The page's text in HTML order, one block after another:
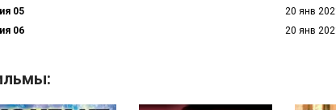
05 20 янв
06 20 янв